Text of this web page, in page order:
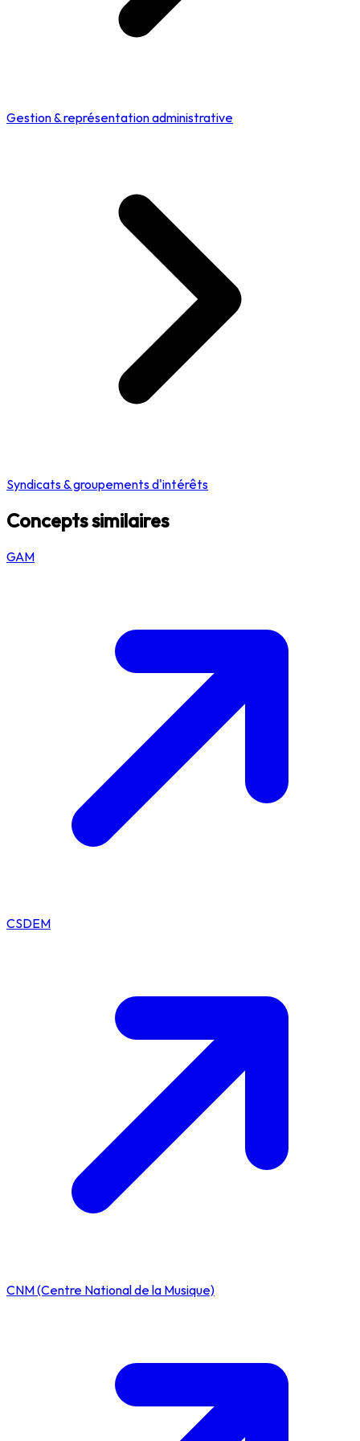
Gestion & représentation administrative
Syndicats & groupements d'intérêts
Concepts similaires
GAM
CSDEM
CNM (Centre National de la Musique)